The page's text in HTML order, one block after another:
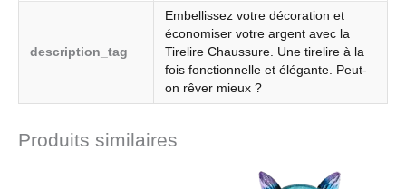
description_tag
Embellissez votre décoration et
économiser votre argent avec la
Tirelire Chaussure. Une tirelire à la
fois fonctionnelle et élégante. Peut-
on rêver mieux ?
Produits similaires